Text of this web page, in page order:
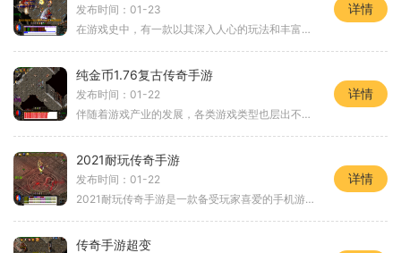
发布时间：01-23
在游戏史中，有一款以其深入人心的玩法和丰富的游戏内容而成为传奇的存在，那就是传奇游戏。作为一款2D游戏，传奇游戏以其独特的魅力吸引了大量的玩家，并且通过其万人在线的模
详情
纯金币1.76复古传奇手游
发布时间：01-22
伴随着游戏产业的发展，各类游戏类型也层出不穷。《纯金币1.76复古传奇手游》以其独特的2D游戏画面、丰富的角色扮演元素和刺激的万人在线战斗模式，成为了众多游戏爱好者的热门
详情
2021耐玩传奇手游
发布时间：01-22
2021耐玩传奇手游是一款备受玩家喜爱的手机游戏。它继承了经典的传奇游戏玩法，并在此基础上进行了全面升级和优化。本文将详细介绍2021耐玩传奇手游的具体玩法，帮助玩家更好地了
详情
传奇手游超变